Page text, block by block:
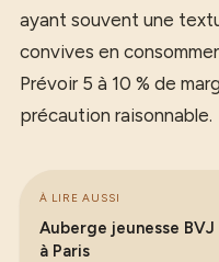
ayant souvent une
convives en
Prévoir 5 à 10 % de
précaution raisonnable.
À LIRE AUSSI
Auberge jeunesse
à Paris